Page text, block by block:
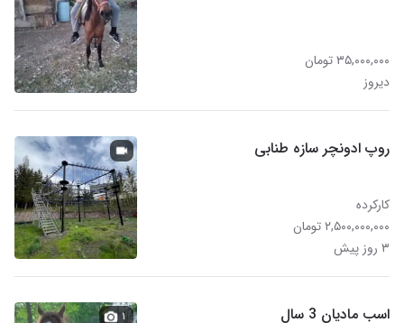
۳۵,۰۰۰,۰۰۰ تومان
دیروز
روپ ادونچر سازه طنابی
کارکرده
۲,۵۰۰,۰۰۰,۰۰۰ تومان
۳ روز پیش
اسب مادیان 3 سال ۱